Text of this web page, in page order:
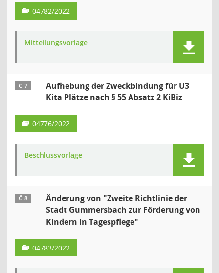
04782/2022
Mitteilungsvorlage
Ö 7
Aufhebung der Zweckbindung für U3
Kita Plätze nach § 55 Absatz 2 KiBiz
04776/2022
Beschlussvorlage
Ö 8
Änderung von "Zweite Richtlinie der
Stadt Gummersbach zur Förderung von
Kindern in Tagespflege"
04783/2022